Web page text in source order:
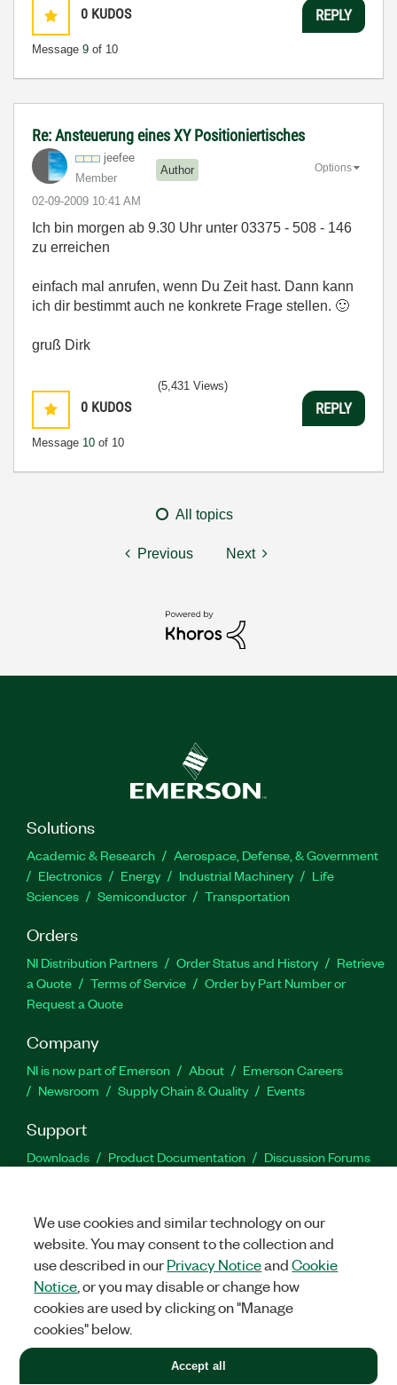
0 KUDOS
Message 9 of 10
REPLY
Re: Ansteuerung eines XY Positioniertisches
jeefee
Member
Author
‎02-09-2009 10:41 AM
Options
Ich bin morgen ab 9.30 Uhr unter 03375 - 508 - 146
zu erreichen
einfach mal anrufen, wenn Du Zeit hast. Dann kann
ich dir bestimmt auch ne konkrete Frage stellen. 🙂
gruß Dirk
0 KUDOS
Message 10 of 10
(5,431 Views)
REPLY
All topics
Previous Next
Solutions
Academic & Research
Aerospace, Defense, & Government
Electronics
Energy Industrial Machinery
Life
Sciences
Semiconductor Transportation
Orders
NI Distribution Partners Order Status and History
Retrieve
a Quote
Terms of Service
Order by Part Number or
Request a Quote
Company
NI is now part of Emerson About
Emerson Careers
Newsroom
Supply Chain & Quality Events
Support
Downloads Product Documentation
Discussion Forums
Facebook
TwitterLinkedIn
©2026NATIONAL INSTRUMENTS CORP. ALL RIGHTS RESERVED.
+1 877 388 1952
We use cookies and similar technology on our
website. You may consent to the collection and
use described in ourPrivacy NoticeandCookie
Notice , or you may disable or change how
cookies are used by clicking on "Manage
cookies" below.
Accept all